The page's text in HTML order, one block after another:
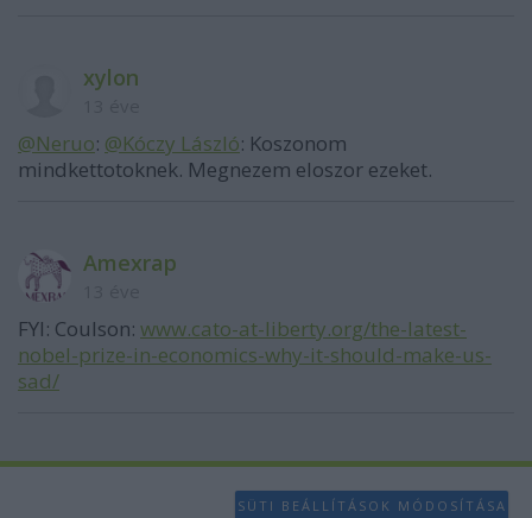
xylon
@Neruo: @Kóczy László: Koszonom
mindkettotoknek. Megnezem eloszor ezeket.
Amexrap
FYI: Coulson: www.cato-at-liberty.org/the-latest-
nobel-prize-in-economics-why-it-should-make-us-
sad/
SÜTI BEÁLLÍTÁSOK MÓDOSÍTÁSA